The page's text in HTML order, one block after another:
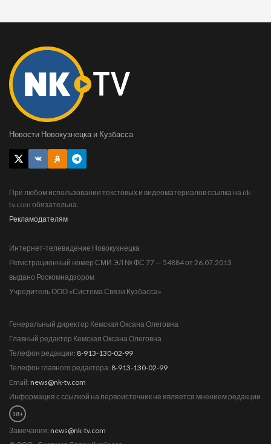
Новости Новокузнецка и Кузбасса
При любом использовании текстовых и видеоматериалов ссылка на nk-
tv.com обязательна.
Рекламодателям
Интернет-телевидение Новокузнецка
Регистрационный номер СМИ ЭЛ № ФС 77 — 54884 от 26.07.2013
выдано Роскомнадзором
Учредитель ООО «Система Связи Кузбасса»
Генеральный директор Кемская Оксана Олеговна
Главный редактор Кемская Оксана Олеговна
Телефон редакции: 8-913-130-02-99
Телефон главного редактора: 8-913-130-02-99
Email: news@nk-tv.com
Информация с ссылкой на первоисточник не является мнением редакции
18+
Замечания: news@nk-tv.com